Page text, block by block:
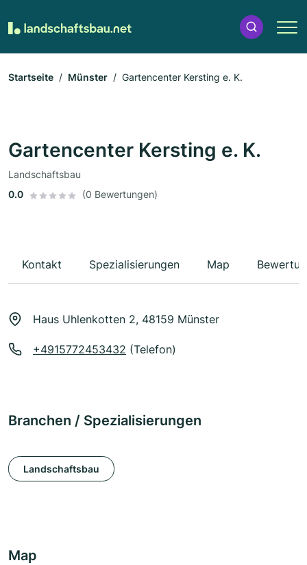
Startseite Münster Gartencenter Kersting e. K.
Gartencenter Kersting e. K.
Landschaftsbau
0.0
(0 Bewertungen)
Kontakt Spezialisierungen Map
Haus Uhlenkotten 2, 48159 Münster
+4915772453432 (Telefon)
Branchen / Spezialisierungen
Landschaftsbau
Map